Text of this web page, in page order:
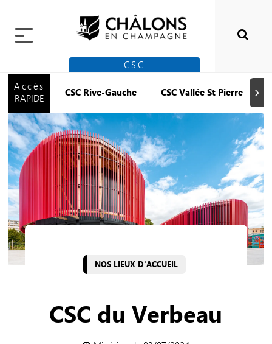
CSC
Accès
RAPIDE
CSC Rive-Gauche CSC Vallée St Pierre
NOS LIEUX D'ACCUEIL
CSC du Verbeau